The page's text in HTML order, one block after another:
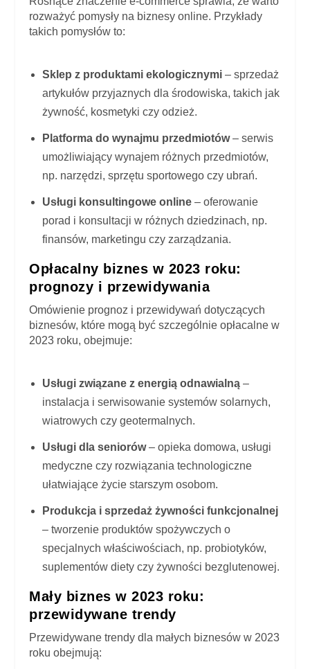
rozważyć pomysły na biznesy online. Przykłady
takich pomysłów to:
Sklep z produktami ekologicznymi– sprzedaż
artykułów przyjaznych dla środowiska, takich jak
żywność, kosmetyki czy odzież.
Platforma do wynajmu przedmiotów– serwis
umożliwiający wynajem różnych przedmiotów,
np. narzędzi, sprzętu sportowego czy ubrań.
Usługi konsultingowe online– oferowanie
porad i konsultacji w różnych dziedzinach, np.
finansów, marketingu czy zarządzania.
Opłacalny biznes w 2023 roku:
prognozy i przewidywania
Omówienie prognoz i przewidywań dotyczących
biznesów, które mogą być szczególnie opłacalne w
2023 roku, obejmuje:
Usługi związane z energią odnawialną–
instalacja i serwisowanie systemów solarnych,
wiatrowych czy geotermalnych.
Usługi dla seniorów– opieka domowa, usługi
medyczne czy rozwiązania technologiczne
ułatwiające życie starszym osobom.
Produkcja i sprzedaż żywności funkcjonalnej
– tworzenie produktów spożywczych o
specjalnych właściwościach, np. probiotyków,
suplementów diety czy żywności bezglutenowej.
Mały biznes w 2023 roku:
przewidywane trendy
Przewidywane trendy dla małych biznesów w 2023
roku obejmują: